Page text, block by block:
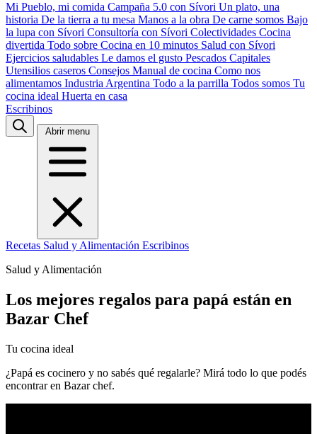
Mi Pueblo, mi comida Campaña 5.0 con Sívori Un plato, una
historia De la tierra a tu mesa Manos a la obra De carne somos Bajo
la lupa con Sívori Consultoría con Sívori Colectividades Cocina
divertida Todo sobre Cocina en 10 minutos Salud con Sívori
Ejercicios saludables Le damos el gusto Pescados Capitales
Utensilios caseros Consejos Manual de cocina Como nos
alimentamos Industria Argentina Todo a la parrilla Todos somos Tu
cocina ideal Huerta en casa
Escribinos
Abrir menu
Recetas Salud y Alimentación Escribinos
Salud y Alimentación
Los mejores regalos para papá están en
Bazar Chef
Tu cocina ideal
¿Papá es cocinero y no sabés qué regalarle? Mirá todo lo que podés
encontrar en Bazar chef.